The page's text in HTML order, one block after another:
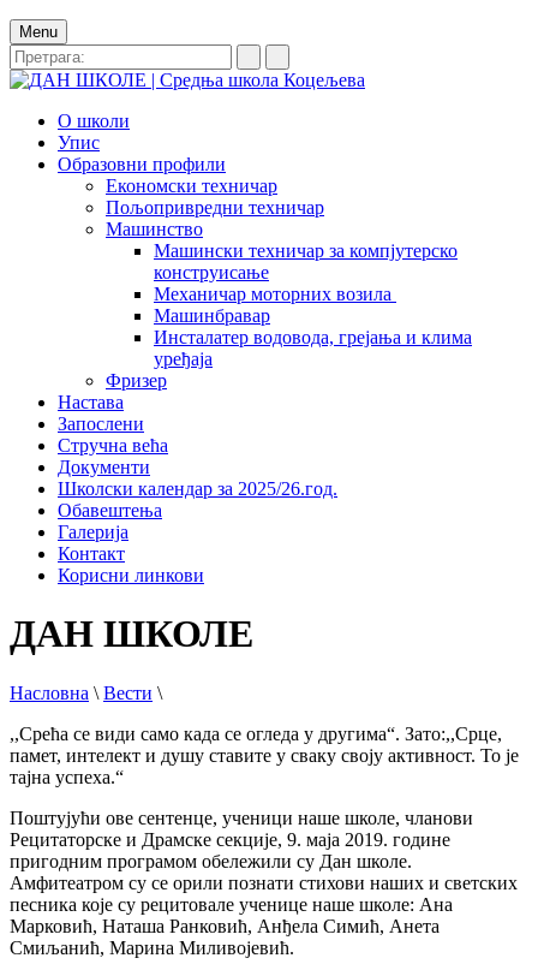
Menu
О школи
Упис
Образовни профили
Економски техничар
Пољопривредни техничар
Машинство
Машински техничар за компјутерско
конструисање
Механичар моторних возила
Машинбравар
Инсталатер водовода, грејања и клима
уређаја
Фризер
Настава
Запослени
Стручна већа
Документи
Школски календар за 2025/26.год.
Обавештења
Галерија
Контакт
Корисни линкови
ДАН ШКОЛЕ
Насловна \ Вести \
,,Срећа се види само када се огледа у другима“. Зато:,,Срце,
памет, интелект и душу ставите у сваку своју активност. То је
тајна успеха.“
Поштујући ове сентенце, ученици наше школе, чланови
Рецитаторске и Драмске секције, 9. маја 2019. године
пригодним програмом обележили су Дан школе.
Амфитеатром су се орили познати стихови наших и светских
песника које су рецитовале ученице наше школе: Ана
Марковић, Наташа Ранковић, Анђела Симић, Анета
Смиљанић, Марина Миливојевић.